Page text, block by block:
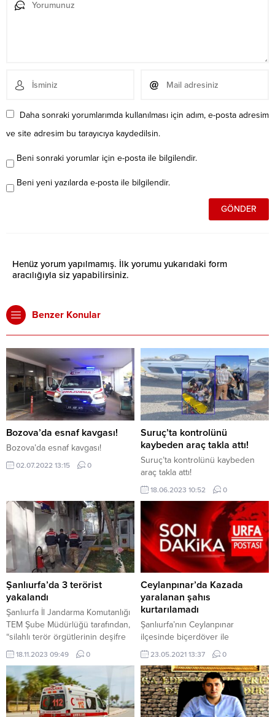
Daha sonraki yorumlarımda kullanılması için adım, e-posta adresim
ve site adresim bu tarayıcıya kaydedilsin.
Beni sonraki yorumlar için e-posta ile bilgilendir.
Beni yeni yazılarda e-posta ile bilgilendir.
Henüz yorum yapılmamış. İlk yorumu yukarıdaki form
aracılığıyla siz yapabilirsiniz.
Benzer Konular
Bozova’da esnaf kavgası!
Bozova’da esnaf kavgası!
02.07.2022 13:15 0
Suruç’ta kontrolünü
kaybeden araç takla attı!
Suruç’ta kontrolünü kaybeden
araç takla attı!
18.06.2023 10:52 0
Şanlıurfa’da 3 terörist
yakalandı
Şanlıurfa İl Jandarma Komutanlığı
TEM Şube Müdürlüğü tarafından,
“silahlı terör örgütlerinin deşifre
edilmesine ve üyelerinin
yakalanmasına” yönelik
operasyonlar düzenlendi.
Operasyonlarda; PKK/KCK-
PYD/YPG silahlı terör örgütü
propagandası yapma” suçundan
18.11.2023 09:49 0
Ceylanpınar’da Kazada
yaralanan şahıs
kurtarılamadı
Şanlıurfa’nın Ceylanpınar
ilçesinde biçerdöver ile
kamyonetin çarpışması sonucu
meydana gelen trafik kazasında
ağır yaralanan şahıslardan biri
hastanede hayatını kaybetti.
Edinilen bilgiye göre, Şanlıurfa’nın
Ceylanpınar ilçesi ile Viranşehir
23.05.2021 13:37 0